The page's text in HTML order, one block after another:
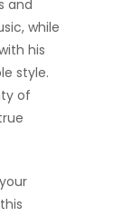
and
while
his
style.
of